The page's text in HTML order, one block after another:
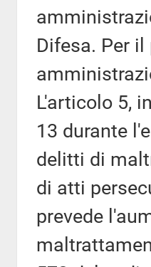
Difesa. Per
L'articolo 5,
13 durante
delitti di
di atti
prevede